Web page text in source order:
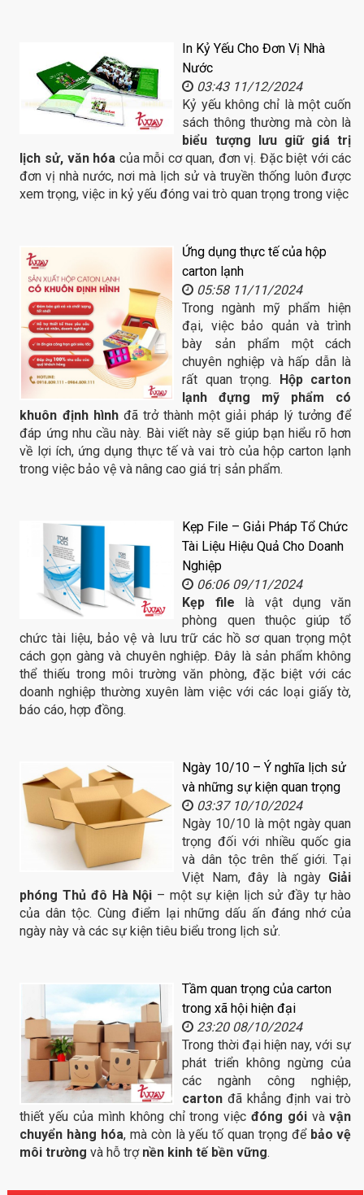
In Kỷ Yếu Cho Đơn Vị Nhà
Nước
03:43 11/12/2024
Kỷ yếu không chỉ là một cuốn
sách thông thường mà còn là
biểu tượng lưu giữ giá trị
lịch sử, văn hóa của mỗi cơ quan, đơn vị. Đặc biệt với các
đơn vị nhà nước, nơi mà lịch sử và truyền thống luôn được
xem trọng, việc in kỷ yếu đóng vai trò quan trọng trong việc
Ứng dụng thực tế của hộp
carton lạnh
05:58 11/11/2024
Trong ngành mỹ phẩm hiện
đại, việc bảo quản và trình
bày sản phẩm một cách
chuyên nghiệp và hấp dẫn là
rất quan trọng.
Hộp carton
lạnh đựng mỹ phẩm có
khuôn định hìnhđã trở thành một giải pháp lý tưởng để
đáp ứng nhu cầu này. Bài viết này sẽ giúp bạn hiểu rõ hơn
về lợi ích, ứng dụng thực tế và vai trò của hộp carton lạnh
trong việc bảo vệ và nâng cao giá trị sản phẩm.
Kẹp File – Giải Pháp Tổ Chức
Tài Liệu Hiệu Quả Cho Doanh
Nghiệp
06:06 09/11/2024
Kẹp file là vật dụng văn
phòng quen thuộc giúp tổ
chức tài liệu, bảo vệ và lưu trữ các hồ sơ quan trọng một
cách gọn gàng và chuyên nghiệp. Đây là sản phẩm không
thể thiếu trong môi trường văn phòng, đặc biệt với các
doanh nghiệp thường xuyên làm việc với các loại giấy tờ,
báo cáo, hợp đồng.
Ngày 10/10 – Ý nghĩa lịch sử
và những sự kiện quan trọng
03:37 10/10/2024
Ngày 10/10 là một ngày quan
trọng đối với nhiều quốc gia
và dân tộc trên thế giới. Tại
Việt Nam, đây là ngày Giải
phóng Thủ đô Hà Nội – một sự kiện lịch sử đầy tự hào
của dân tộc. Cùng điểm lại những dấu ấn đáng nhớ của
ngày này và các sự kiện tiêu biểu trong lịch sử.
Tầm quan trọng của carton
trong xã hội hiện đại
23:20 08/10/2024
Trong thời đại hiện nay, với sự
phát triển không ngừng của
các ngành công nghiệp,
carton đã khẳng định vai trò
thiết yếu của mình không chỉ trong việcđóng góivàvận
chuyển hàng hóa, mà còn là yếu tố quan trọng để bảo vệ
môi trường và hỗ trợ nền kinh tế bền vững.